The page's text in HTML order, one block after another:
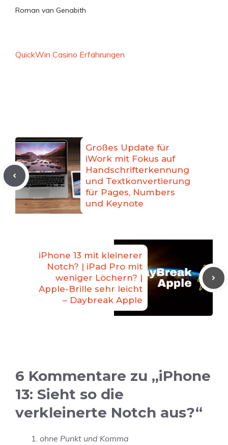
Roman van Genabith
QuickWin Casino Erfahrungen
Großes Update für
iWork mit Fokus auf
Handschrifterkennung
und Textkonvertierung
für Pages, Numbers
und Keynote
iPhone 13 mit kleinerer
Notch? | iPad Pro mit
weniger Löchern? |
Apple-Brille sehr leicht
– Daybreak Apple
6 Kommentare zu „iPhone
13: Sieht so die
verkleinerte Notch aus?“
ohne Punkt und Komma